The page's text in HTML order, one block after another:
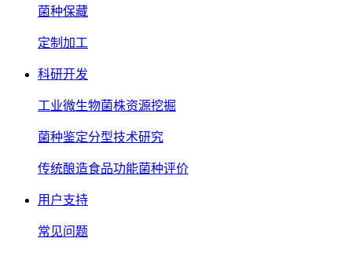
菌种保藏
定制加工
科研开发
工业微生物菌株资源挖掘
菌种鉴定分型技术研究
传统酿造食品功能菌种评价
用户支持
常见问题